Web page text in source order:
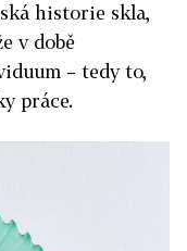
historie skla,
v době
– tedy to,
práce.